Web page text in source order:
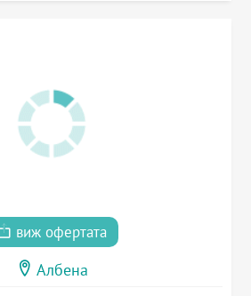
виж офертата
Албена